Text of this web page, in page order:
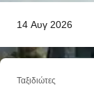
14 Αυγ 2026
Ταξιδιώτες